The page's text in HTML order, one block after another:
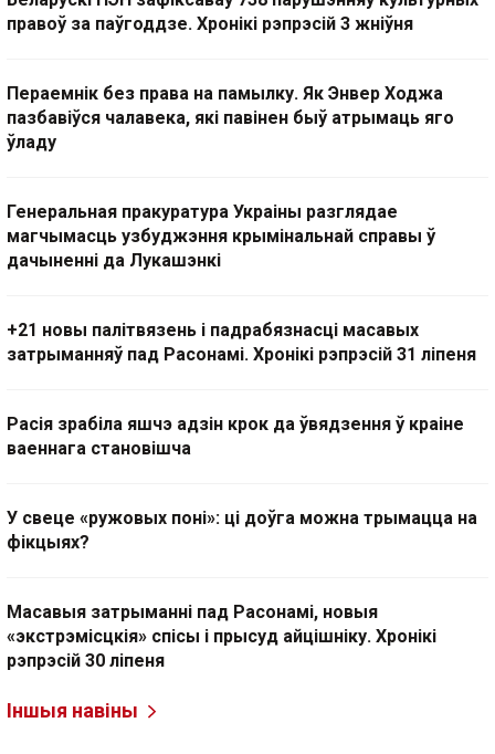
правоў за паўгоддзе. Хронікі рэпрэсій 3 жніўня
Пераемнік без права на памылку. Як Энвер Ходжа
пазбавіўся чалавека, які павінен быў атрымаць яго
ўладу
Генеральная пракуратура Украіны разглядае
магчымасць узбуджэння крымінальнай справы ў
дачыненні да Лукашэнкі
+21 новы палітвязень і падрабязнасці масавых
затрыманняў пад Расонамі. Хронікі рэпрэсій 31 ліпеня
Расія зрабіла яшчэ адзін крок да ўвядзення ў краіне
ваеннага становішча
У свеце «ружовых поні»: ці доўга можна трымацца на
фікцыях?
Масавыя затрыманні пад Расонамі, новыя
«экстрэмісцкія» спісы і прысуд айцішніку. Хронікі
рэпрэсій 30 ліпеня
Іншыя навіны